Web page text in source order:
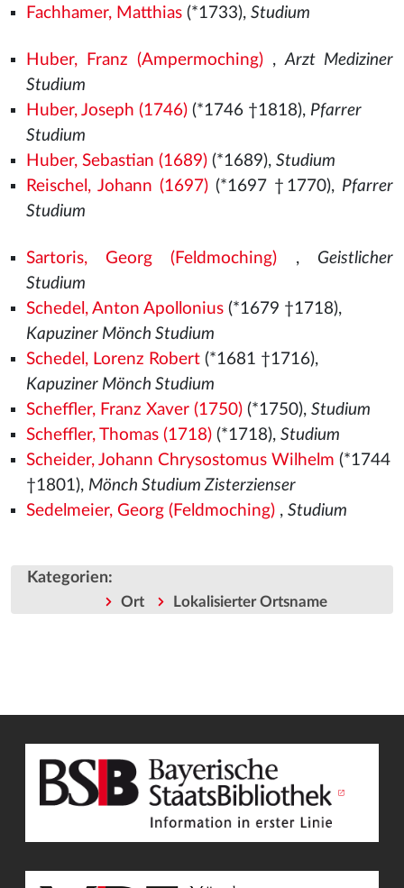
Fachhamer, Matthias(*1733), Studium
Huber, Franz (Ampermoching),Arzt Mediziner
Studium
Huber, Joseph (1746)(*1746 †1818), Pfarrer
Studium
Huber, Sebastian (1689)(*1689), Studium
Reischel, Johann (1697)(*1697 †1770), Pfarrer
Studium
Sartoris, Georg (Feldmoching) , Geistlicher
Studium
Schedel, Anton Apollonius(*1679 †1718),
Kapuziner Mönch Studium
Schedel, Lorenz Robert(*1681 †1716),
Kapuziner Mönch Studium
Scheffler, Franz Xaver (1750)(*1750), Studium
Scheffler, Thomas (1718)(*1718), Studium
Scheider, Johann Chrysostomus Wilhelm (*1744
†1801), Mönch Studium Zisterzienser
Sedelmeier, Georg (Feldmoching), Studium
Kategorien:
Ort Lokalisierter Ortsname